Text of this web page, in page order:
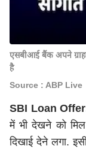
एसबीआई बैंक अपने
है
Source : ABP Live
SBI Loan
में भी देखने को
दिखाई देने लगा.